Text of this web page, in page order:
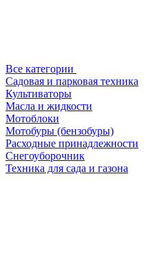
Все категории
Садовая и парковая техника
Культиваторы
Масла и жидкости
Мотоблоки
Мотобуры (бензобуры)
Расходные принадлежности
Снегоуборочник
Техника для сада и газона